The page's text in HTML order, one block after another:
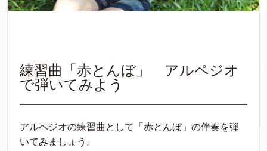
練習曲「赤とんぼ」 アルペジオ
で弾いてみよう
アルペジオの練習曲として「赤とんぼ」の伴奏を弾
いてみましょう。